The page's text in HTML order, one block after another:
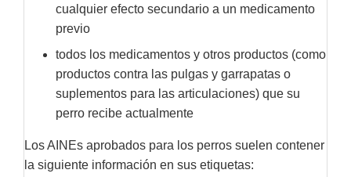
cualquier efecto secundario a un medicamento
previo
todos los medicamentos y otros productos (como
productos contra las pulgas y garrapatas o
suplementos para las articulaciones) que su
perro recibe actualmente
Los AINEs aprobados para los perros suelen contener
la siguiente información en sus etiquetas: